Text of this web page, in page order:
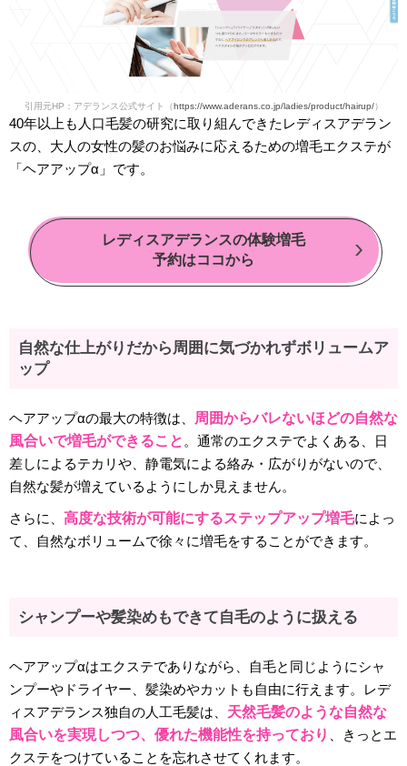
引用元HP：アデランス公式サイト（https://www.aderans.co.jp/ladies/product/hairup/）
40年以上も人口毛髪の研究に取り組んできたレディスアデラン
スの、大人の女性の髪のお悩みに応えるための増毛エクステが
「ヘアアップα」です。
レディスアデランスの体験増毛
予約はココから
自然な仕上がりだから周囲に気づかれずボリュームア
ップ
ヘアアップαの最大の特徴は、
周囲からバレないほどの自然な
風合いで増毛ができること 。通常のエクステでよくある、日
差しによるテカリや、静電気による絡み・広がりがないので、
自然な髪が増えているようにしか見えません。
さらに、 高度な技術が可能にするステップアップ増毛によっ
て、自然なボリュームで徐々に増毛をすることができます。
シャンプーや髪染めもできて自毛のように扱える
ヘアアップαはエクステでありながら、自毛と同じようにシャ
ンプーやドライヤー、髪染めやカットも自由に行えます。レデ
ィスアデランス独自の人工毛髪は、 天然毛髪のような自然な
風合いを実現しつつ、優れた機能性を持っており
、きっとエ
クステをつけていることを忘れさせてくれます。